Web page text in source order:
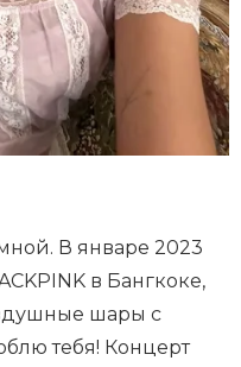
В январе 2023
в Бангкоке,
шары с
тебя! Концерт